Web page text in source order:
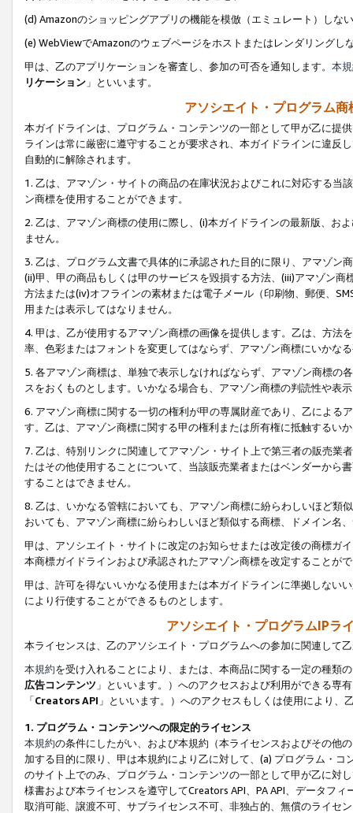
(d) Amazonのショッピングアプリの機能を模倣（エミュレート）しな
(e) WebViewでAmazonのウェブページをホストまたはレンダリングし
甲は、乙のアプリケーションを審査し、参加の可否を通知します。 本
リケーション 」といいます。
アソシエイト・プログラム
本ガイドラインは、プログラム・コンテンツの一部として甲が乙に提
ラインは常に厳密に遵守することが要求され、本ガイドラインに違反
自動的に解除されます。
1. 乙は、アマゾン・サイトの商品の在庫状況およびこれに対応する
ン商標を使用することができます。
2. 乙は、アマゾン商標の使用に際し、(i)本ガイドラインの最新版、お
ません。
3. 乙は、プログラム文書で具体的に承認された目的に限り、アマゾン
(ii)甲、甲の商品もしくは甲のサービスを毀損する方法、(iii)アマゾン
方法または(iv)オフラインの素材または電子メール（印刷物、郵便、
用または表示してはなりません。
4. 甲は、乙が使用するアマゾン商標の画像を提供します。乙は、方
率、色彩またはフォントを変更してはならず、アマゾン商標にいかな
5. 各アマゾン商標は、単独で表示しなければならず、アマゾン商標
スをおくものとします。いかなる場合も、アマゾン商標の判読性や表
6. アマゾン商標に関する一切の権利が甲の専属財産であり、乙による
す。乙は、アマゾン商標に関する甲の権利または所有権に抵触するい
7. 乙は、特別リンクに関連してアマゾン・サイト上で第三者の販売
たはその他使用することについて、当該販売業者またはベンダーから
することはできません。
8. 乙は、いかなる管轄においても、アマゾン商標に紛らわしいほど類
おいても、アマゾン商標に紛らわしいほど類似する商標、ドメイン名
甲は、アソシエイト・サイトに改定のお知らせまたは改定後の商標ガ
本商標ガイドラインおよび承認されたアマゾン商標を改定することが
甲は、許可を得ないいかなる使用または本ガイドラインに準拠しない
により行使することができるものとします。
アソシエイト・プログラムIPラ
本ライセンスは、乙のアソシエイト・プログラムへの参加に関連して
本規約を受け入れることにより、または、本商品に関する一定の種類
広告コンテンツ 」といいます。）へのアクセスおよび利用ができる専
「Creators API 」といいます。）へのアクセスもしくは使用により
1. プログラム・コンテンツへの限定的ライセンス
本規約の条件にしたがい、および本規約（本ライセンスおよびその他
加する目的に限り、甲は本規約により乙に対して、(a) プログラム・
のサイト上でのみ、プログラム・コンテンツの一部として甲が乙に対
様書および本ライセンスを遵守してCreators API、PA API、データフ
取消可能、譲渡不可、サブライセンス不可、非独占的、無償のライセ